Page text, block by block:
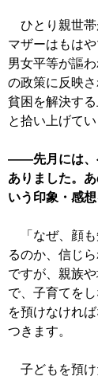
ひとり親世帯
マザーはもは
男女平等が謳
の政策に反映
貧困を解決す
と拾い上げて
――先月には、
ありました。
いう印象・感
「なぜ、顔も
るのか、信じ
ですが、親族
で、子育てを
を預けなけれ
つきます。
子どもを預け